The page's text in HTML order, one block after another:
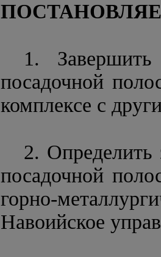
1.
посадочной
комплексе с
2. Определить
посадочной
горно-
Навоийское